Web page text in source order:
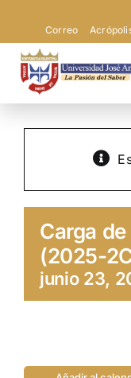
contenido
Correo
Postgrado
Carga
(2025-
junio 23,